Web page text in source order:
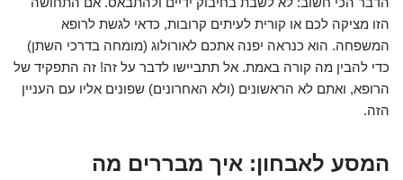
הזו מציקה לכם או קורית לעיתים קרובות, כדאי לגשת לרופא
המשפחה. הוא כנראה יפנה אתכם לאורולוג (מומחה בדרכי השתן)
כדי להבין מה קורה באמת. אל תתביישו לדבר על זה! זה התפקיד של
הרופא, ואתם לא הראשונים (ולא האחרונים) שפונים אליו עם העניין
הזה.
המסע לאבחון: איך מבררים מה